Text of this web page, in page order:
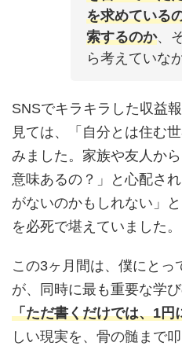
を求めている
索するのか、
ら考えていな
SNSでキラキラした収益
見ては、「自分とは住む
みました。家族や友人か
意味あるの？」と心配さ
がないのかもしれない」
を必死で堪えていました。
この3ヶ月間は、僕にとっ
が、同時に最も重要な学
「ただ書くだけでは、1円
しい現実を、骨の髄まで